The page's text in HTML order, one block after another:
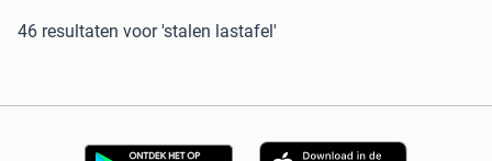
46 resultaten voor 'stalen lastafel'